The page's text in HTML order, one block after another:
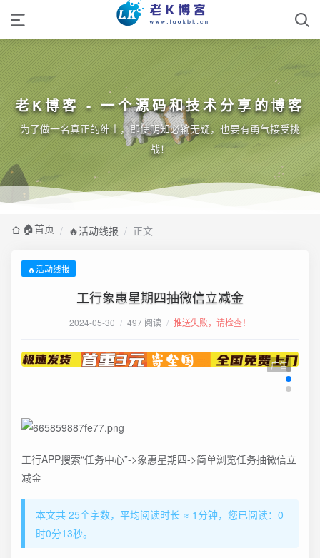
老K博客 - 一个源码和技术分享的博客
为了做一名真正的绅士，即使明知必输无疑，也要有勇气接受挑
战！
🏠️首页 / 🔥活动线报 / 正文
🔥活动线报
工行象惠星期四抽微信立减金
2024-05-30 / 497 阅读 / 推送失败，请检查！
广告
工行APP搜索“任务中心”->象惠星期四->简单浏览任务抽微信立
减金
本文共 25个字数，平均阅读时长 ≈ 1分钟，您已阅读：0
时0分13秒。